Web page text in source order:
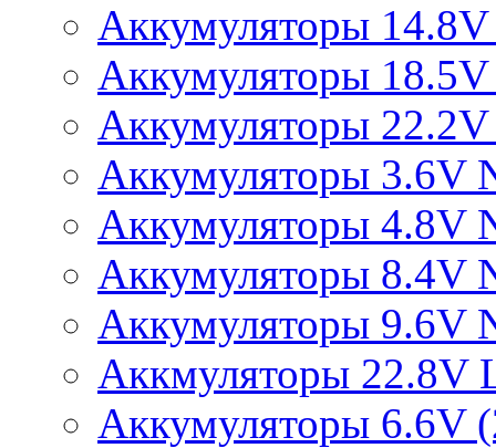
Аккумуляторы
Аккумуляторы
Аккумуляторы
Аккумуляторы 3.6V
Аккумуляторы 4.8V
Аккумуляторы 8.4V
Аккумуляторы 9.6V
Аккмуляторы 22.8V
Аккумуляторы 6.6V